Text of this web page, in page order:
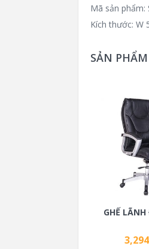
Mã sản phẩm:
Kích thước: W
SẢN
GHẾ